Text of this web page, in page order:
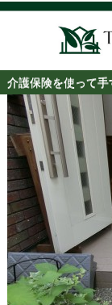
介護保険を使って手